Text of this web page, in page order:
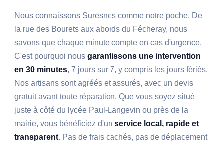
Nous connaissons Suresnes comme notre poche. De
la rue des Bourets aux abords du Fécheray, nous
savons que chaque minute compte en cas d'urgence.
C'est pourquoi nousgarantissons une intervention
en 30 minutes, 7 jours sur 7, y compris les jours fériés.
Nos artisans sont agréés et assurés, avec un devis
gratuit avant toute réparation. Que vous soyez situé
juste à côté du lycée Paul-Langevin ou près de la
mairie, vous bénéficiez d'unservice local, rapide et
transparent. Pas de frais cachés, pas de déplacement